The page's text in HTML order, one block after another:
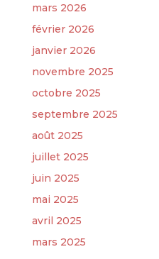
mars 2026
février 2026
janvier 2026
novembre 2025
octobre 2025
septembre 2025
août 2025
juillet 2025
juin 2025
mai 2025
avril 2025
mars 2025